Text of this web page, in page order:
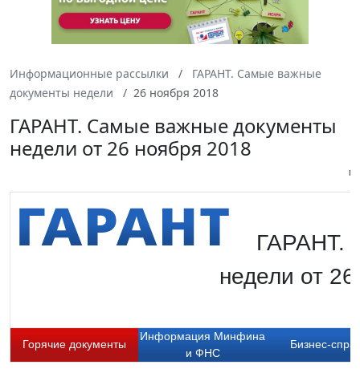
Информационные рассылки
ГАРАНТ. Самые важные
документы недели
26 ноября 2018
ГАРАНТ. Самые важные документы
недели от 26 ноября 2018
ГАРАНТ.
недели от
Горячие документы
Информация Минфина
и ФНС
Бизнес-